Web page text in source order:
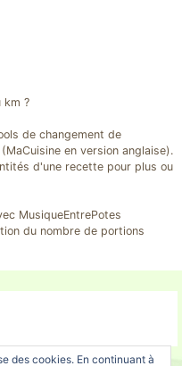
km ?
de changement de
en version anglaise).
d'une recette pour plus ou
MusiqueEntrePotes
du nombre de portions
des cookies. En continuant à